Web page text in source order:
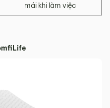
mái khi làm việc